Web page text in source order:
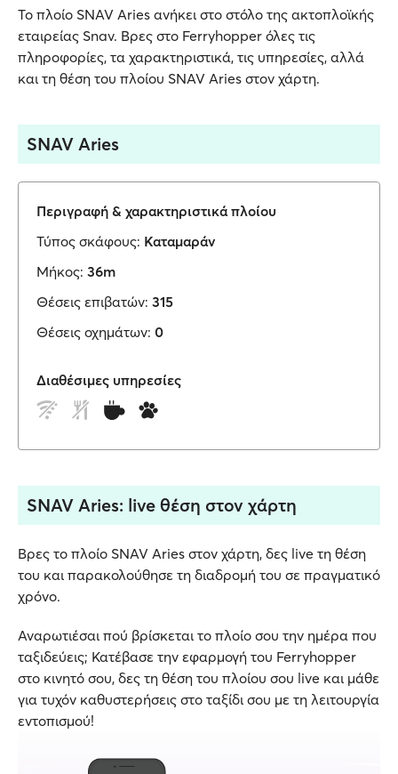
Το πλοίο SNAV Aries ανήκει στο στόλο της ακτοπλοϊκής
εταιρείας Snav. Βρες στο Ferryhopper όλες τις
πληροφορίες, τα χαρακτηριστικά, τις υπηρεσίες, αλλά
και τη θέση του πλοίου SNAV Aries στον χάρτη.
SNAV Aries
Περιγραφή & χαρακτηριστικά πλοίου
Τύπος σκάφους: Καταμαράν
Μήκος: 36m
Θέσεις επιβατών: 315
Θέσεις οχημάτων: 0
Διαθέσιμες υπηρεσίες
SNAV Aries: live θέση στον χάρτη
Βρες το πλοίο SNAV Aries στον χάρτη, δες live τη θέση
του και παρακολούθησε τη διαδρομή του σε πραγματικό
χρόνο.
Αναρωτιέσαι πού βρίσκεται το πλοίο σου την ημέρα που
ταξιδεύεις; Κατέβασε την εφαρμογή του Ferryhopper
στο κινητό σου, δες τη θέση του πλοίου σου live και μάθε
για τυχόν καθυστερήσεις στο ταξίδι σου με τη λειτουργία
εντοπισμού!